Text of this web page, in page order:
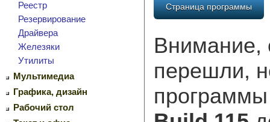
Реестр
Резервирование
Драйвера
Железяки
Утилиты
Мультимедиа
Графика, дизайн
Рабочий стол
Страница программы
Внимание,
перешли,